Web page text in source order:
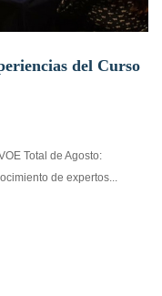
del Curso
Total de Agosto:
de expertos...